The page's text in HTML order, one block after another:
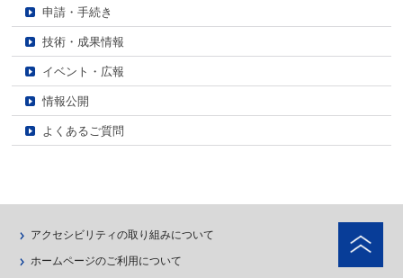
申請・手続き
技術・成果情報
イベント・広報
情報公開
よくあるご質問
アクセシビリティの取り組みについて
ホームページのご利用について